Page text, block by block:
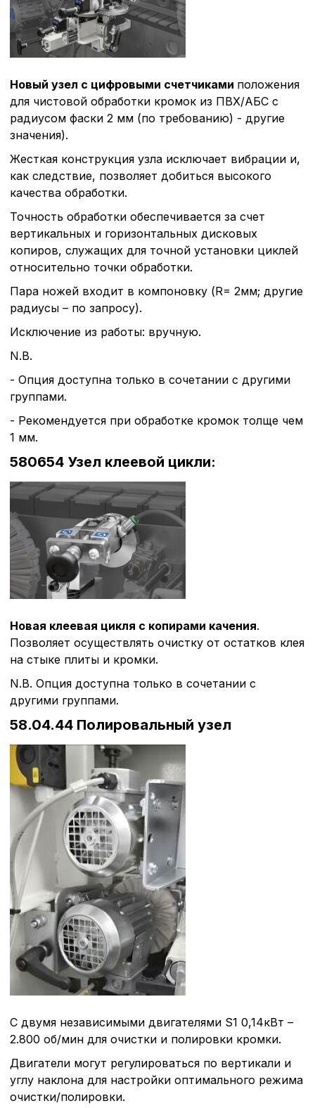
Новый узел с цифровыми счетчиками положения
для чистовой обработки кромок из ПВХ/АБС с
радиусом фаски 2 мм (по требованию) - другие
значения).
Жесткая конструкция узла исключает вибрации и,
как следствие, позволяет добиться высокого
качества обработки.
Точность обработки обеспечивается за счет
вертикальных и горизонтальных дисковых
копиров, служащих для точной установки циклей
относительно точки обработки.
Пара ножей входит в компоновку (R= 2мм; другие
радиусы – по запросу).
Исключение из работы: вручную.
N.B.
- Опция доступна только в сочетании с другими
группами.
- Рекомендуется при обработке кромок толще чем
1 мм.
580654 Узел клеевой цикли:
Новая клеевая цикля с копирами качения.
Позволяет осуществлять очистку от остатков клея
на стыке плиты и кромки.
N.B. Опция доступна только в сочетании с
другими группами.
58.04.44 Полировальный узел
С двумя независимыми двигателями S1 0,14кВт –
2.800 об/мин для очистки и полировки кромки.
Двигатели могут регулироваться по вертикали и
углу наклона для настройки оптимального режима
очистки/полировки.